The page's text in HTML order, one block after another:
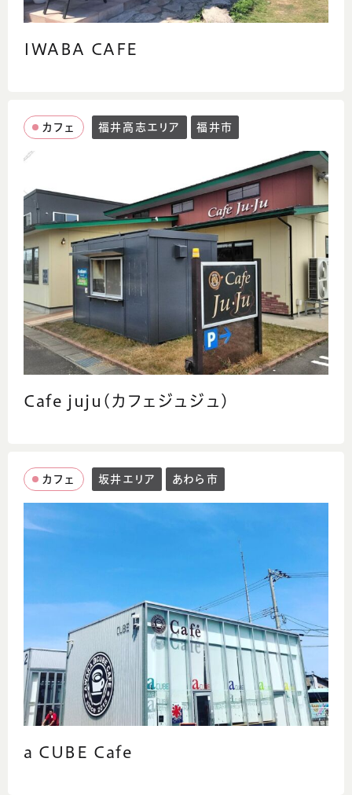
IWABA CAFE
カフェ 福井高志エリア 福井市
Cafe juju(カフェジュジュ)
カフェ 坂井エリア あわら市
a CUBE Cafe